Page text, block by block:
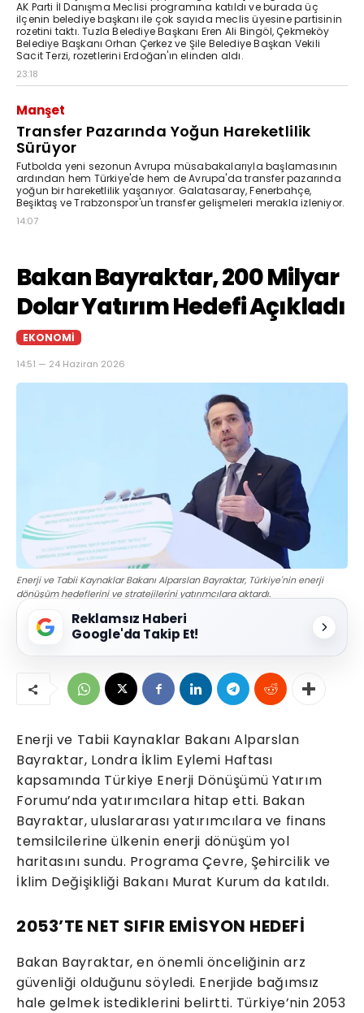
AK Parti İl Danışma Meclisi programına katıldı ve burada üç
ilçenin belediye başkanı ile çok sayıda meclis üyesine partisinin
rozetini taktı. Tuzla Belediye Başkanı Eren Ali Bingöl, Çekmeköy
Belediye Başkanı Orhan Çerkez ve Şile Belediye Başkan Vekili
Sacit Terzi, rozetlerini Erdoğan'ın elinden aldı.
23:18
Manşet
Transfer Pazarında Yoğun Hareketlilik
Sürüyor
Futbolda yeni sezonun Avrupa müsabakalarıyla başlamasının
ardından hem Türkiye'de hem de Avrupa'da transfer pazarında
yoğun bir hareketlilik yaşanıyor. Galatasaray, Fenerbahçe,
Beşiktaş ve Trabzonspor'un transfer gelişmeleri merakla izleniyor.
14:07